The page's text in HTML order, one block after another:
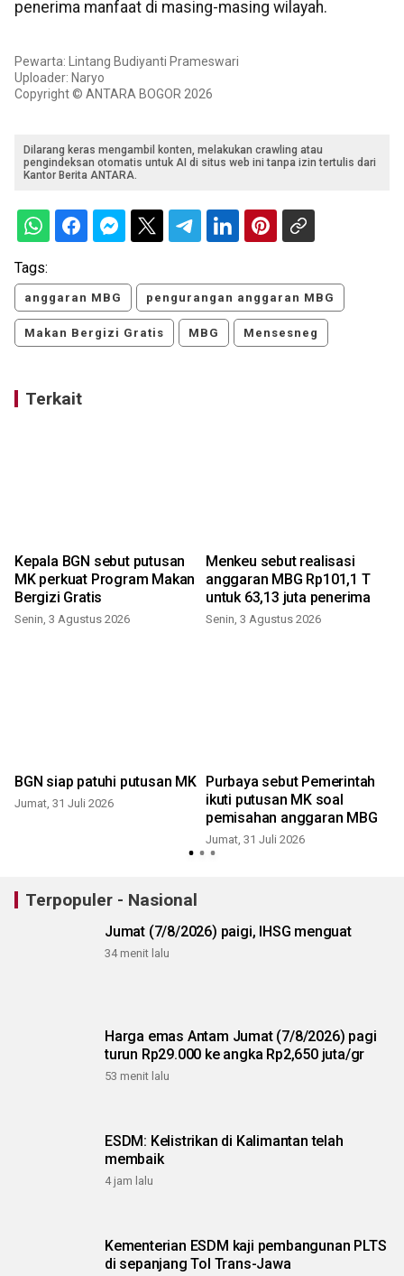
penerima manfaat di masing-masing wilayah.
Pewarta: Lintang Budiyanti Prameswari
Uploader: Naryo
Copyright © ANTARA BOGOR 2026
Dilarang keras mengambil konten, melakukan crawling atau
pengindeksan otomatis untuk AI di situs web ini tanpa izin tertulis dari
Kantor Berita ANTARA.
Tags:
anggaran MBG pengurangan anggaran MBG
Makan Bergizi Gratis MBG Mensesneg
Terkait
Kepala BGN sebut putusan
MK perkuat Program Makan
Bergizi Gratis
Senin, 3 Agustus 2026
Menkeu sebut realisasi
anggaran MBG Rp101,1 T
untuk 63,13 juta penerima
Senin, 3 Agustus 2026
BGN siap patuhi putusan MK
Jumat, 31 Juli 2026
Purbaya sebut Pemerintah
ikuti putusan MK soal
pemisahan anggaran MBG
Jumat, 31 Juli 2026
Terpopuler - Nasional
Jumat (7/8/2026) paigi, IHSG menguat
34 menit lalu
Harga emas Antam Jumat (7/8/2026) pagi
turun Rp29.000 ke angka Rp2,650 juta/gr
53 menit lalu
ESDM: Kelistrikan di Kalimantan telah
membaik
4 jam lalu
Kementerian ESDM kaji pembangunan PLTS
di sepanjang Tol Trans-Jawa